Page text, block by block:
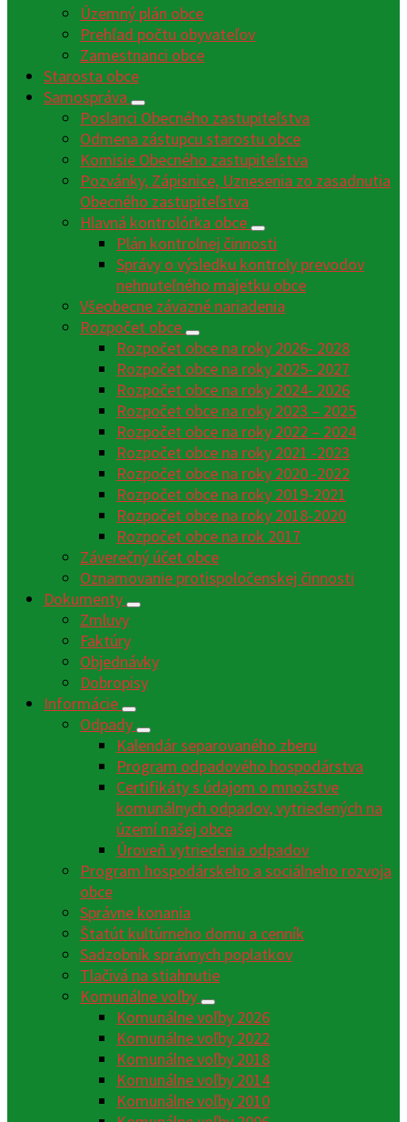
Územný plán obce
Prehľad počtu obyvateľov
Zamestnanci obce
Starosta obce
Samospráva
Poslanci Obecného zastupiteľstva
Odmena zástupcu starostu obce
Komisie Obecného zastupiteľstva
Pozvánky, Zápisnice, Uznesenia zo zasadnutia
Obecného zastupiteľstva
Hlavná kontrolórka obce
Plán kontrolnej činnosti
Správy o výsledku kontroly prevodov
nehnuteľného majetku obce
Všeobecne záväzné nariadenia
Rozpočet obce
Rozpočet obce na roky 2026- 2028
Rozpočet obce na roky 2025- 2027
Rozpočet obce na roky 2024- 2026
Rozpočet obce na roky 2023 – 2025
Rozpočet obce na roky 2022 – 2024
Rozpočet obce na roky 2021 -2023
Rozpočet obce na roky 2020 -2022
Rozpočet obce na roky 2019-2021
Rozpočet obce na roky 2018-2020
Rozpočet obce na rok 2017
Záverečný účet obce
Oznamovanie protispoločenskej činnosti
Dokumenty
Zmluvy
Faktúry
Objednávky
Dobropisy
Informácie
Odpady
Kalendár separovaného zberu
Program odpadového hospodárstva
Certifikáty s údajom o množstve
komunálnych odpadov, vytriedených na
území našej obce
Úroveň vytriedenia odpadov
Program hospodárskeho a sociálneho rozvoja
obce
Správne konania
Štatút kultúrneho domu a cenník
Sadzobník správnych poplatkov
Tlačivá na stiahnutie
Komunálne voľby
Komunálne voľby 2026
Komunálne voľby 2022
Komunálne voľby 2018
Komunálne voľby 2014
Komunálne voľby 2010